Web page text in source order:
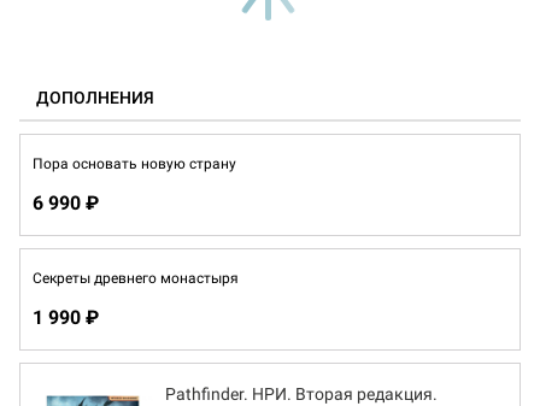
ДОПОЛНЕНИЯ
Пора основать новую страну
6 990 ₽
Секреты древнего монастыря
1 990 ₽
Pathfinder. НРИ. Вторая редакция.